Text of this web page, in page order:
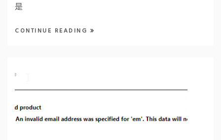
是
CONTINUE READING